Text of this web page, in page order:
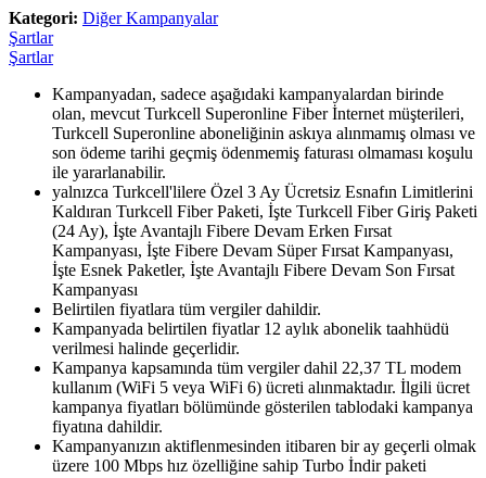
Kategori: Diğer Kampanyalar
Şartlar
Şartlar
Kampanyadan, sadece aşağıdaki kampanyalardan birinde
olan, mevcut Turkcell Superonline Fiber İnternet müşterileri,
Turkcell Superonline aboneliğinin askıya alınmamış olması ve
son ödeme tarihi geçmiş ödenmemiş faturası olmaması koşulu
ile yararlanabilir.
yalnızca Turkcell'lilere Özel 3 Ay Ücretsiz Esnafın Limitlerini
Kaldıran Turkcell Fiber Paketi, İşte Turkcell Fiber Giriş Paketi
(24 Ay), İşte Avantajlı Fibere Devam Erken Fırsat
Kampanyası, İşte Fibere Devam Süper Fırsat Kampanyası,
İşte Esnek Paketler, İşte Avantajlı Fibere Devam Son Fırsat
Kampanyası
Belirtilen fiyatlara tüm vergiler dahildir.
Kampanyada belirtilen fiyatlar 12 aylık abonelik taahhüdü
verilmesi halinde geçerlidir.
Kampanya kapsamında tüm vergiler dahil 22,37 TL modem
kullanım (WiFi 5 veya WiFi 6) ücreti alınmaktadır. İlgili ücret
kampanya fiyatları bölümünde gösterilen tablodaki kampanya
fiyatına dahildir.
Kampanyanızın aktiflenmesinden itibaren bir ay geçerli olmak
üzere 100 Mbps hız özelliğine sahip Turbo İndir paketi